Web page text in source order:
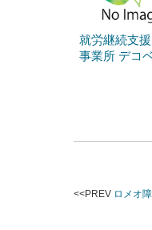
就労継続支
事業所 デコ
<<PREV ロメオ